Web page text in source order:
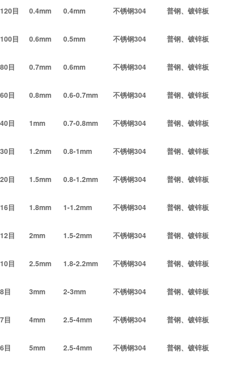
120目 0.4mm 0.4mm 不锈钢304 普钢、镀锌板
100目 0.6mm 0.5mm 不锈钢304 普钢、镀锌板
80目 0.7mm 0.6mm 不锈钢304 普钢、镀锌板
60目 0.8mm 0.6-0.7mm 不锈钢304 普钢、镀锌板
40目 1mm 0.7-0.8mm 不锈钢304 普钢、镀锌板
30目 1.2mm 0.8-1mm 不锈钢304 普钢、镀锌板
20目 1.5mm 0.8-1.2mm 不锈钢304 普钢、镀锌板
16目 1.8mm 1-1.2mm 不锈钢304 普钢、镀锌板
12目 2mm 1.5-2mm 不锈钢304 普钢、镀锌板
10目 2.5mm 1.8-2.2mm 不锈钢304 普钢、镀锌板
8目 3mm 2-3mm 不锈钢304 普钢、镀锌板
7目 4mm 2.5-4mm 不锈钢304 普钢、镀锌板
6目 5mm 2.5-4mm 不锈钢304 普钢、镀锌板